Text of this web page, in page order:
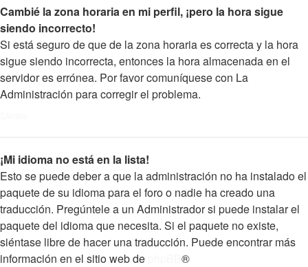
Cambié la zona horaria en mi perfil, ¡pero la hora sigue
siendo incorrecto!
Si está seguro de que de la zona horaria es correcta y la hora
sigue siendo incorrecta, entonces la hora almacenada en el
servidor es errónea. Por favor comuníquese con La
Administración para corregir el problema.
¡Mi idioma no está en la lista!
Esto se puede deber a que la administración no ha instalado el
paquete de su idioma para el foro o nadie ha creado una
traducción. Pregúntele a un Administrador si puede instalar el
paquete del idioma que necesita. Si el paquete no existe,
siéntase libre de hacer una traducción. Puede encontrar más
información en el sitio web de
®